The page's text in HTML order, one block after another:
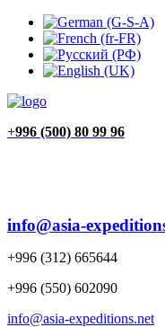
+996 (500) 80 99 96
info@asia-
+996 (312) 665644
+996 (550) 602090
info@asia-expeditions.net